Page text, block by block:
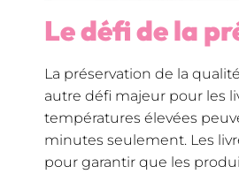
Le défi de la
La préservation de la
autre défi majeur pour les
températures élevées
minutes seulement. Les
pour garantir que les